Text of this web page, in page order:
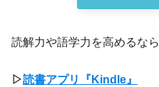
読解力や語学力を高めるなら
▷読書アプリ『Kindle』